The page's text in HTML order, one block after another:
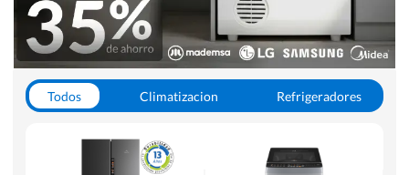
Todos Climatizacion
Refrigeradores
Hornos y Microondas